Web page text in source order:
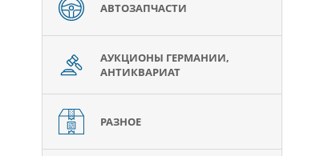
АВТОЗАПЧАСТИ
АУКЦИОНЫ ГЕРМАНИИ,
АНТИКВАРИАТ
РАЗНОЕ